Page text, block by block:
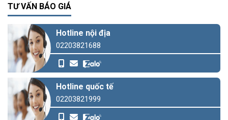
TƯ VẤN BÁO GIÁ
Hotline nội địa
02203821688
Hotline quốc tế
02203821999